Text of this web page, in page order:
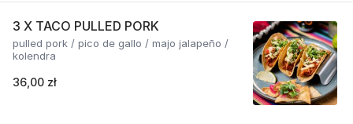
3 X TACO PULLED PORK
pulled pork / pico de gallo / majo jalapeño /
kolendra
36,00 zł